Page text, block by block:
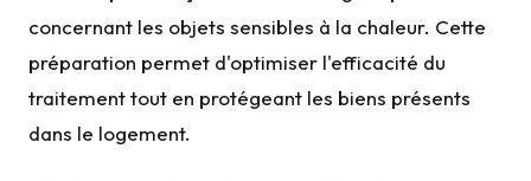
concernant les objets sensibles à la chaleur. Cette
préparation permet d'optimiser l'efficacité du
traitement tout en protégeant les biens présents
dans le logement.